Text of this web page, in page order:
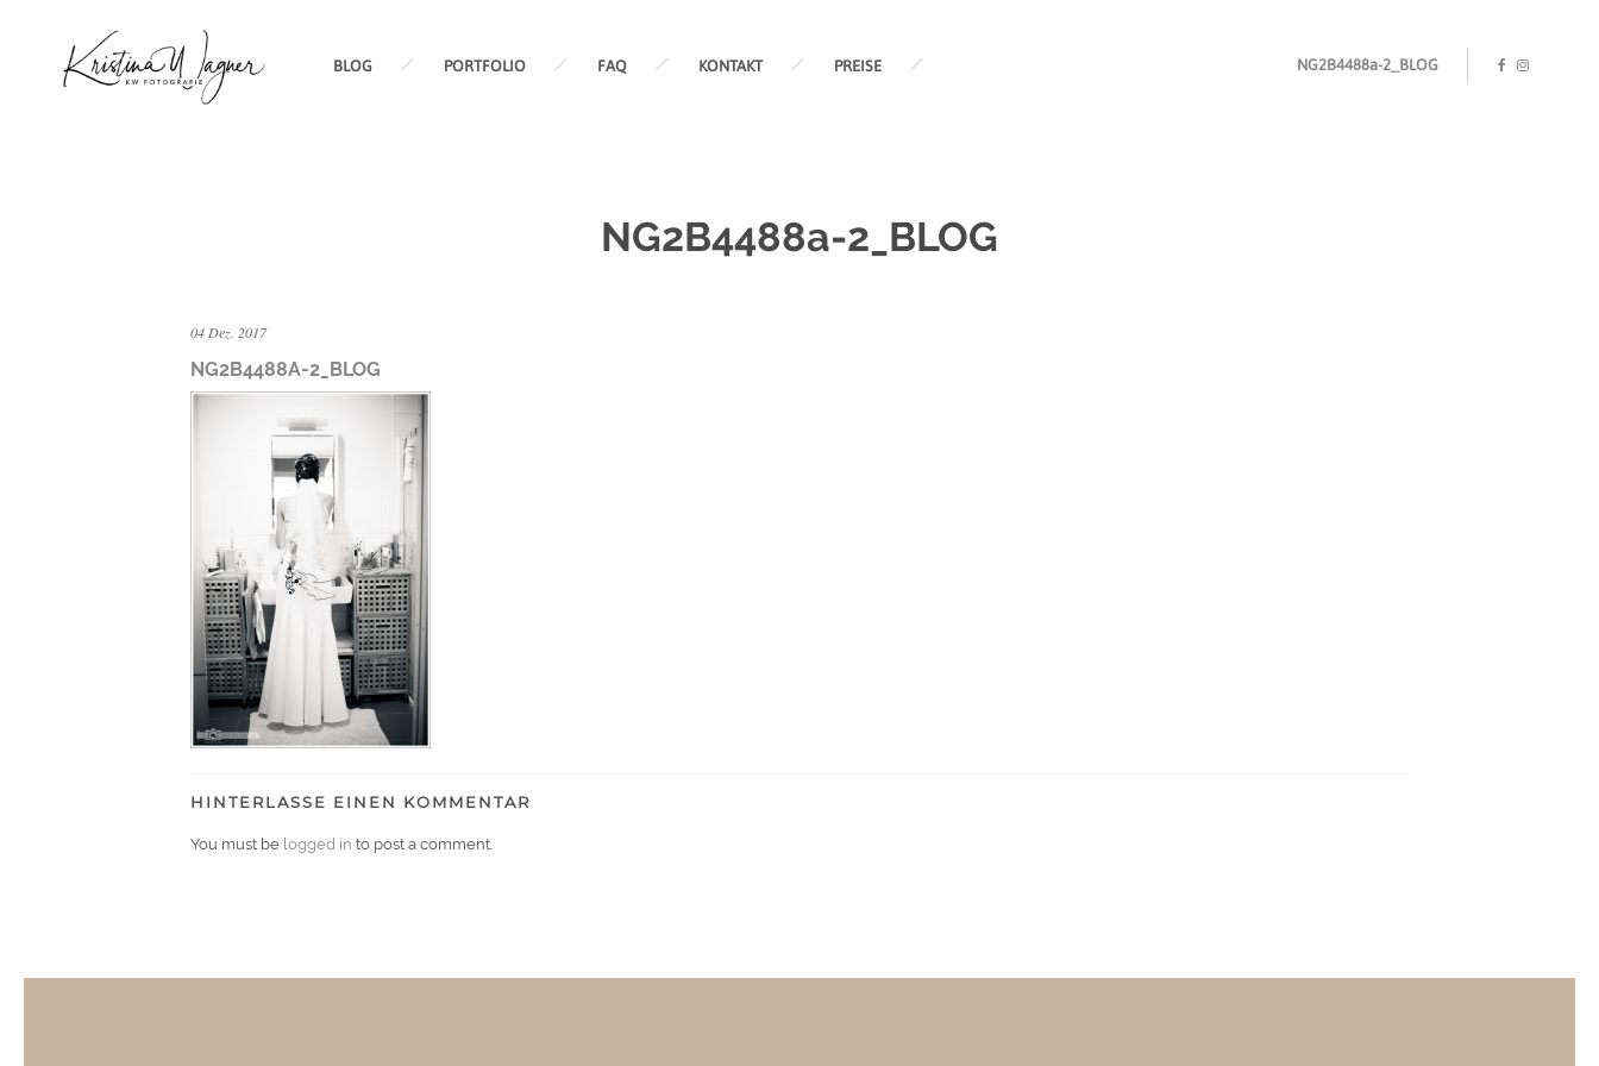
BLOG PORTFOLIO FAQ KONTAKT PREISE NG2B4488a-2_BLOG
NG2B4488a-2_BLOG
04 Dez. 2017
NG2B4488A-2_BLOG
HINTERLASSE EINEN KOMMENTAR
You must be logged in to post a comment.